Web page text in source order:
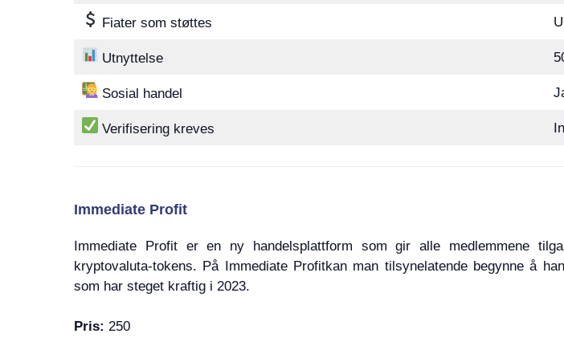
Fiater som støttes
Utnyttelse
Sosial handel
Verifisering kreves
Immediate Profit
Immediate Profit er en ny handelsplattform som gir alle medlemmene
kryptovaluta-tokens. På Immediate Profitkan man tilsynelatende begynne å
som har steget kraftig i 2023.
Pris: 250